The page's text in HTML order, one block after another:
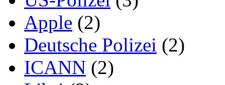
Apple (2)
Deutsche Polizei (2)
ICANN (2)